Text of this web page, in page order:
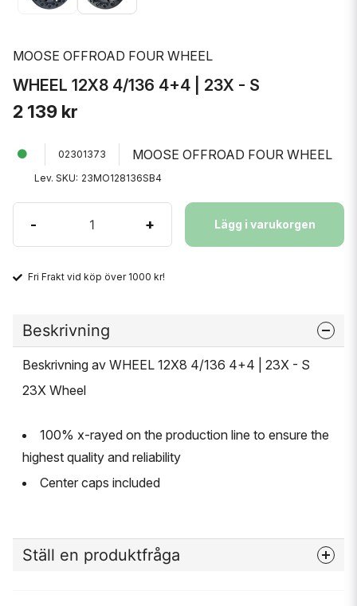
MOOSE OFFROAD FOUR WHEEL
WHEEL 12X8 4/136 4+4 | 23X - S
2 139 kr
02301373 MOOSE OFFROAD FOUR WHEEL
Lev. SKU: 23MO128136SB4
- + Lägg i varukorgen
Fri Frakt vid köp över 1000 kr!
Beskrivning
Beskrivning av WHEEL 12X8 4/136 4+4 | 23X - S
23X Wheel
100% x-rayed on the production line to ensure the
highest quality and reliability
Center caps included
Ställ en produktfråga